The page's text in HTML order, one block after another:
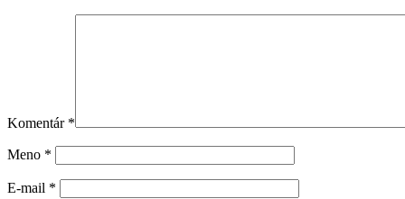
Komentár *
Meno *
E-mail *